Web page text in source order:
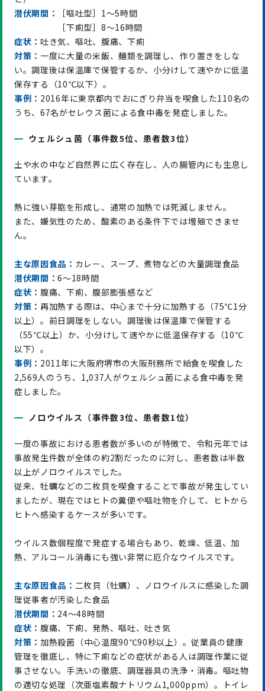
潜伏期間：
［嘔吐型］1～5時間
［下痢型］8～16時間
症状： 吐き気、嘔吐、腹痛、下痢
対策： 一度に大量の米飯、麺類を調理し、作り置きをしな
い。調理後は保温庫で保管するか、小分けして速やかに低温
保存する（10℃以下）。
事例： 2016年に東京都内でおにぎり弁当を喫食した110名の
うち、67名がセレウス菌による食中毒を発症しました。
ウェルシュ菌（事件数5位、患者数3位）
土や水の中など自然界に広く存在し、人の腸管内にも生息し
ています。
熱に強い芽胞を形成し、通常の加熱では死滅しません。
また、嫌気性のため、酸素のある条件下では増殖できませ
ん。
主な原因食品： カレー、スープ、煮物などの大量調理食品
潜伏期間：6～18時間
症状： 腹痛、下痢、腹部膨張感など
対策： 再加熱する際は、中心まで十分に加熱する（75℃1分
以上）。前日調理をしない。調理後は保温庫で保管する
（55℃以上）か、小分けして速やかに低温保存する（10℃
以下）。
事例： 2011年に大阪府堺市の大阪刑務所で給食を喫食した
2,569人のうち、1,037人がウェルシュ菌による食中毒を発
症しました。
ノロウイルス（事件数3位、患者数1位）
一度の事故における患者数が多いのが特徴で、令和元年では
事故発生件数が全体の約2割だったのに対し、患者数は半数
以上がノロウイルスでした。
従来、牡蠣などの二枚貝を喫食することで事故が発生してい
ましたが、現在ではヒトの糞便や嘔吐物を介して、ヒトから
ヒトへ感染するケースが多いです。
ウイルス数個程度で発症する場合もあり、乾燥、低温、加
熱、アルコール消毒にも強い非常に厄介なウイルスです。
主な原因食品： 二枚貝（牡蠣）、ノロウイルスに感染した調
理従事者が汚染した食品
潜伏期間： 24～48時間
症状： 腹痛、下痢、発熱、嘔吐、吐き気
対策： 加熱殺菌（中心温度90℃90秒以上）。従業員の健康
管理を徹底し、特に下痢などの症状がある人は調理作業に従
事させない。手洗いの徹底、調理器具の洗浄・消毒。嘔吐物
の適切な処理（次亜塩素酸ナトリウム1,000ppm）。トイレ